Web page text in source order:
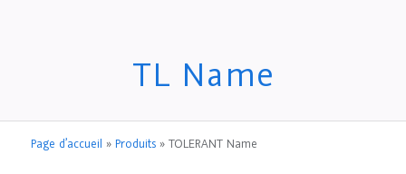
TL Name
Page d’accueil » Produits» TOLERANT Name